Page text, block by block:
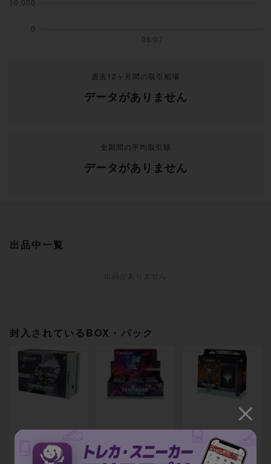
過去12ヶ月間の取引相場
データがありません
全期間の平均取引額
データがありません
出品中一覧
封入されているBOX・パック
ダスクモーン：戦
慄の館 Bundle 英
語版 [DSK] 未開封
ダスクモーン：戦
慄の館 プレイ・ブ
ースター [DSK] 未
ダスクモーン：戦
慄の館 統率者デッ
キ 「奇跡の人」 [D